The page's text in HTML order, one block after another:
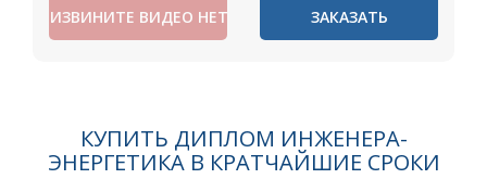
ИЗВИНИТЕ ВИДЕО НЕТ ЗАКАЗАТЬ
КУПИТЬ ДИПЛОМ ИНЖЕНЕРА-
ЭНЕРГЕТИКА В КРАТЧАЙШИЕ СРОКИ